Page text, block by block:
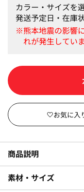
カラー・サイズを
発送予定日・在庫
商品説明
素材・サイズ